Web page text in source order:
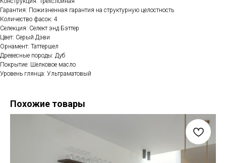
Гарантия: Пожизненная гарантия на структурную целостность
Количество фасок: 4
Селекция: Селект энд Бэттер
Цвет: Серый Дэви
Орнамент: Таттершел
Древесные породы: Дуб
Покрытие: Шелковое масло
Уровень глянца: Ультраматовый
Похожие товары